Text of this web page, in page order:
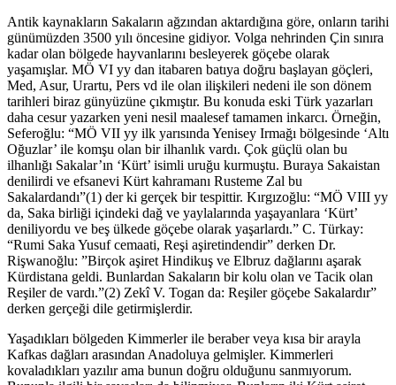
Antik kaynakların Sakaların ağzından aktardığına göre, onların tarihi
günümüzden 3500 yılı öncesine gidiyor. Volga nehrinden Çin sınıra
kadar olan bölgede hayvanlarını besleyerek göçebe olarak
yaşamışlar. MÖ VI yy dan itabaren batıya doğru başlayan göçleri,
Med, Asur, Urartu, Pers vd ile olan ilişkileri nedeni ile son dönem
tarihleri biraz günyüzüne çıkmıştır. Bu konuda eski Türk yazarları
daha cesur yazarken yeni nesil maalesef tamamen inkarcı. Örneğin,
Seferoğlu: “MÖ VII yy ilk yarısında Yenisey Irmağı bölgesinde ‘Altı
Oğuzlar’ ile komşu olan bir ilhanlık vardı. Çok güçlü olan bu
ilhanlığı Sakalar’ın ‘Kürt’ isimli uruğu kurmuştu. Buraya Sakaistan
denilirdi ve efsanevi Kürt kahramanı Rusteme Zal bu
Sakalardandı”(1) der ki gerçek bir tespittir. Kırgızoğlu: “MÖ VIII yy
da, Saka birliği içindeki dağ ve yaylalarında yaşayanlara ‘Kürt’
deniliyordu ve beş ülkede göçebe olarak yaşarlardı.” C. Türkay:
“Rumi Saka Yusuf cemaati, Reşi aşiretindendir” derken Dr.
Rişwanoğlu: ”Birçok aşiret Hindikuş ve Elbruz dağlarını aşarak
Kürdistana geldi. Bunlardan Sakaların bir kolu olan ve Tacik olan
Reşiler de vardı.”(2) Zekî V. Togan da: Reşiler göçebe Sakalardır”
derken gerçeği dile getirmişlerdir.
Yaşadıkları bölgeden Kimmerler ile beraber veya kısa bir arayla
Kafkas dağları arasından Anadoluya gelmişler. Kimmerleri
kovaladıkları yazılır ama bunun doğru olduğunu sanmıyorum.